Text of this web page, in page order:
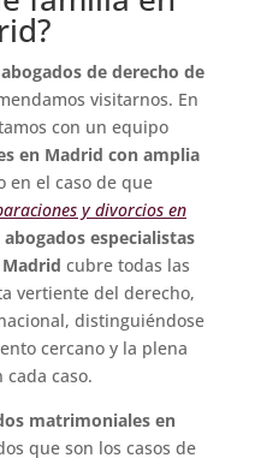
abogados de derecho de
visitarnos. En
con un equipo
en Madrid con amplia
en el caso de que
y divorcios en
abogados especialistas
cubre todas las
vertiente del derecho,
distinguiéndose
cercano y la plena
caso.
matrimoniales en
que son los casos de